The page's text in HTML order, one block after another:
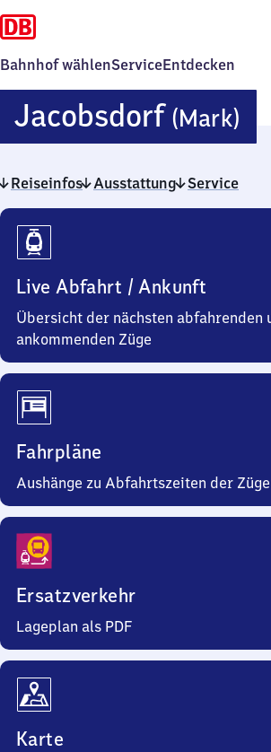
Bahnhof wählenServiceEntdecken
Jacobsdorf (Mark)
Reiseinfos Ausstattung Service
Reiseinfos
Live Abfahrt / Ankunft
Übersicht der nächsten abfahrenden
ankommenden Züge
Fahrpläne
Aushänge zu Abfahrtszeiten der Züge
Ersatzverkehr
Lageplan als PDF
Karte